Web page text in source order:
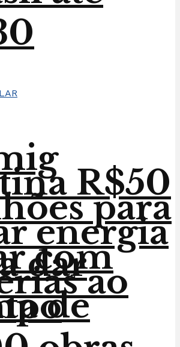
R$50
para
energia
com
ao
dar
de